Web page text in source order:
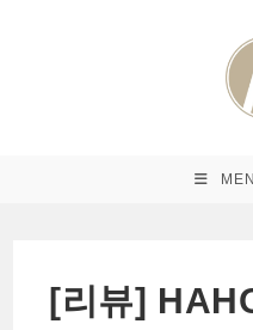
[리뷰]